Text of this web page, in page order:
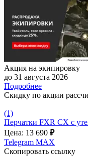
Акция на экипировку
до 31 августа 2026
Подробнее
Скидку по акции
(1)
Перчатки FXR CX с
Цена: 13 690 ₽
Telegram MAX
Скопировать ссылку